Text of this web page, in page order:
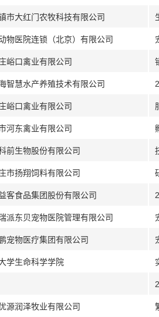
市大红门农牧科技有限公司
物医院连锁（北京）有限公司
峪口禽业有限公司
智慧水产养殖技术有限公司
峪口禽业有限公司
河东禽业有限公司
前生物股份有限公司
市扬翔饲料有限公司
客食品集团股份有限公司
派东贝宠物医院管理有限公司
宠物医疗集团有限公司
学生命科学学院
源润泽牧业有限公司